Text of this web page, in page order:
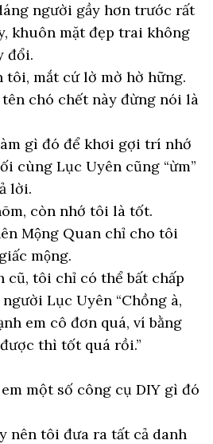
người gầy hơn trước rất
khuôn mặt đẹp trai không
đổi.
mắt cứ lờ mờ hờ hững.
chó chết này đừng nói là
gì đó để khơi gợi trí nhớ
cùng Lục Uyên cũng “ừm”
lời.
còn nhớ tôi là tốt.
Mộng Quan chỉ cho tôi
mộng.
cũ, tôi chỉ có thể bất chấp
Lục Uyên “Chồng à,
em cô đơn quá, ví bằng
thì tốt quá rồi.”
một số công cụ DIY gì đó
nên tôi đưa ra tất cả danh